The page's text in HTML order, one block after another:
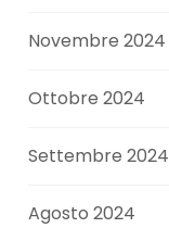
Novembre 2024
Ottobre 2024
Settembre 2024
Agosto 2024